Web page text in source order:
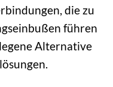
die zu
führen
Alternative